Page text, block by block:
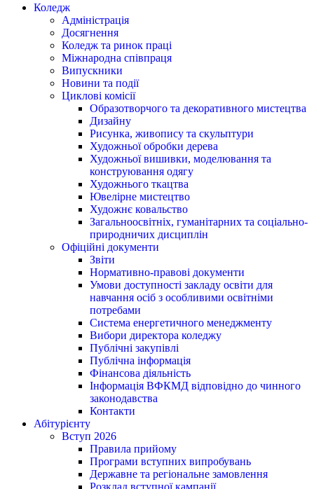
Коледж
Адміністрація
Досягнення
Коледж та ринок праці
Міжнародна співпраця
Випускники
Новини та події
Циклові комісії
Образотворчого та декоративного мистецтва
Дизайну
Рисунка, живопису та скульптури
Художньої обробки дерева
Художньої вишивки, моделювання та
конструювання одягу
Художнього ткацтва
Ювелірне мистецтво
Художнє ковальство
Загальноосвітніх, гуманітарних та соціально-
природничих дисциплін
Офіційні документи
Звіти
Нормативно-правові документи
Умови доступності закладу освіти для
навчання осіб з особливими освітніми
потребами
Система енергетичного менеджменту
Вибори директора коледжу
Публічні закупівлі
Публічна інформація
Фінансова діяльність
Інформація ВФКМД відповідно до чинного
законодавства
Контакти
Абітурієнту
Вступ 2026
Правила прийому
Програми вступних випробувань
Державне та регіональне замовлення
Розклад вступної кампанії